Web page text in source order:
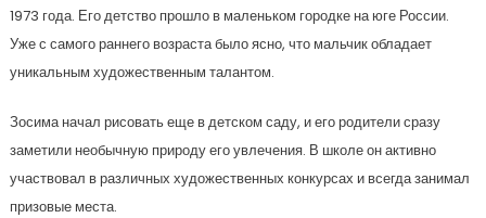
1973 года. Его детство прошло в маленьком городке на юге России.
Уже с самого раннего возраста было ясно, что мальчик обладает
уникальным художественным талантом.
Зосима начал рисовать еще в детском саду, и его родители сразу
заметили необычную природу его увлечения. В школе он активно
участвовал в различных художественных конкурсах и всегда занимал
призовые места.